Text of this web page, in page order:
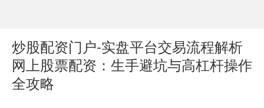
炒股配资门户-实盘平台交易流程解析
网上股票配资：生手避坑与高杠杆操作
全攻略